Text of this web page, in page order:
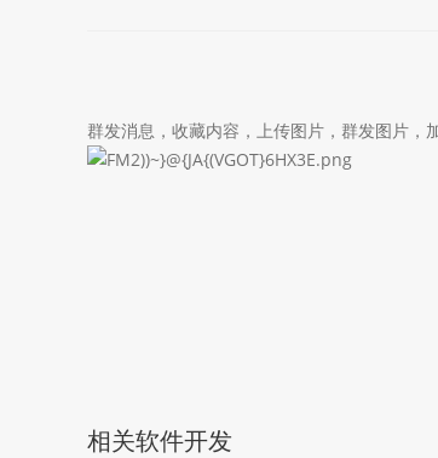
群发消息，收藏内容，上传图片，群发图片，
相关软件开发